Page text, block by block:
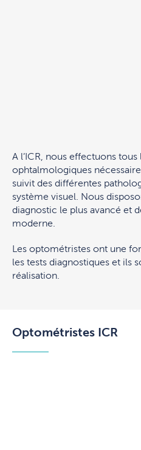
A l’ICR, nous effectuons tous
ophtalmologiques
suivit des différentes
système visuel. Nous
diagnostic le plus avancé et
moderne.
Les optométristes ont une
les tests diagnostiques et ils
réalisation.
Optométristes ICR